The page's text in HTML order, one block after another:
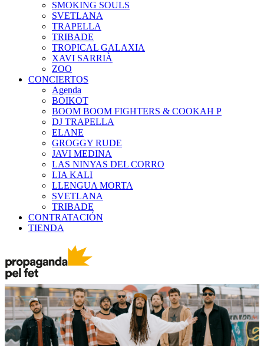
SMOKING SOULS
SVETLANA
TRAPELLA
TRIBADE
TROPICAL GALAXIA
XAVI SARRIÀ
ZOO
CONCIERTOS
Agenda
BOIKOT
BOOM BOOM FIGHTERS & COOKAH P
DJ TRAPELLA
ELANE
GROGGY RUDE
JAVI MEDINA
LAS NINYAS DEL CORRO
LIA KALI
LLENGUA MORTA
SVETLANA
TRIBADE
CONTRATACIÓN
TIENDA